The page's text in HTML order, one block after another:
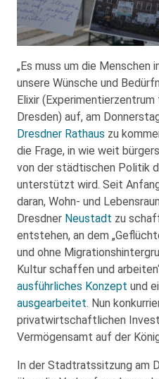
„Es muss um die Menschen
unsere Wünsche und
Elixir
Dresden) auf, am
Dresdner Rathaus zu
die Frage, in wie weit
von der städtischen Politik
unterstützt wird. Seit
daran, Wohn- und
Dresdner Neustadt zu
entstehen, an dem
und ohne
Kultur schaffen und
ausführliches Konzept und
ausgearbeitet. Nun
privatwirtschaftlichen
Vermögensamt auf der
In der Stadtratssitzung am